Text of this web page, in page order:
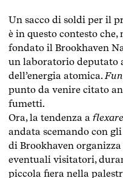
Un sacco di soldi per il
è in questo contesto
fondato il Brookhaven
un laboratorio deputato
dell’energia atomica.
punto da venire citato
fumetti.
Ora, la tendenza a flexare
andata scemando con
di Brookhaven
eventuali visitatori,
piccola fiera nella